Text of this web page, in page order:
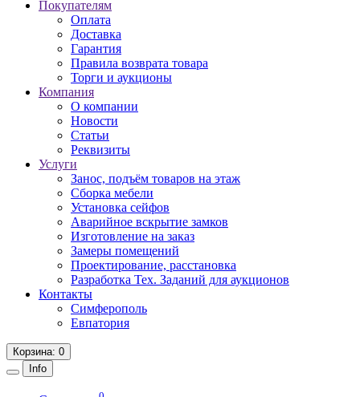
Покупателям
Оплата
Доставка
Гарантия
Правила возврата товара
Торги и аукционы
Компания
О компании
Новости
Статьи
Реквизиты
Услуги
Занос, подъём товаров на этаж
Сборка мебели
Установка сейфов
Аварийное вскрытие замков
Изготовление на заказ
Замеры помещений
Проектирование, расстановка
Разработка Тех. Заданий для аукционов
Контакты
Симферополь
Евпатория
Корзина: 0
Info